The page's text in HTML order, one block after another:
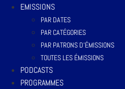
EMISSIONS
PAR DATES
PAR CATÉGORIES
PAR PATRONS D’ÉMISSIONS
TOUTES LES ÉMISSIONS
PODCASTS
PROGRAMMES